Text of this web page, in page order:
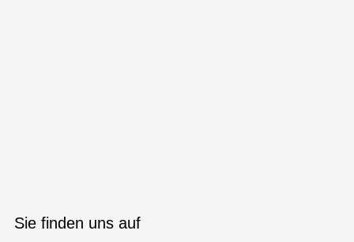
Sie finden uns auf